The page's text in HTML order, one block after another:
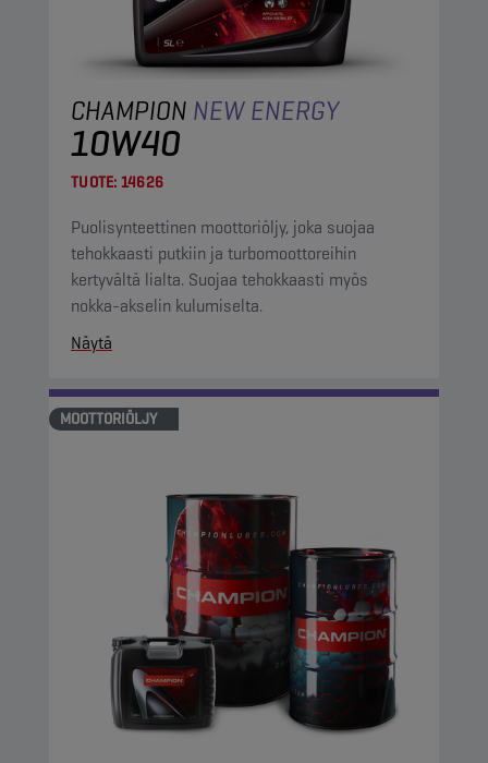
CHAMPION NEW ENERGY
10W40
TUOTE: 14626
Puolisynteettinen moottoriöljy, joka suojaa
tehokkaasti putkiin ja turbomoottoreihin
kertyvältä lialta. Suojaa tehokkaasti myös
nokka-akselin kulumiselta.
Näytä
MOOTTORIÖLJY